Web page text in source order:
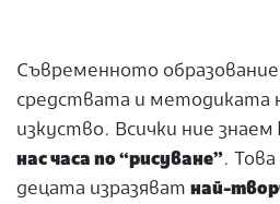
Съвременното образование
средствата и методиката
изкуство. Всички ние знаем
нас часа по “рисуване”.
децата изразяват най-